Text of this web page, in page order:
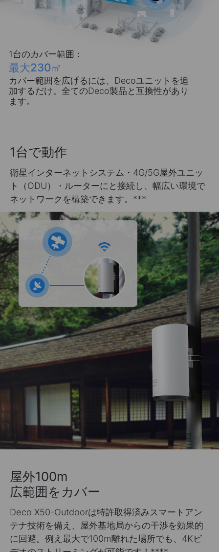
1台のカバー範囲：
最大230㎡
カバー範囲を広げるには、Decoユニットを追
加するだけ。全てのDeco製品と互換性があり
ます。
1台で動作
衛星インターネットシステム・4G/5G屋外ユニッ
ト（ODU）・ルーターにと接続し、幅広い環境で
ネットワークを構築できます。 ***
屋外100m
広範囲をカバー
Deco X50-Outdoorは特許取得済みスマートアン
テナ技術を備え、屋外基地局からの干渉を効果的
に回避。例え最大で100m離れた場所でも、4Kビ